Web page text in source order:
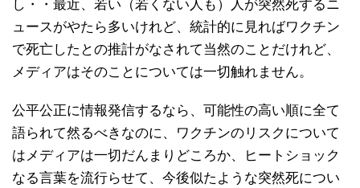
し・・最近、若い（若くない人も）人が突然死するニ
ュースがやたら多いけれど、統計的に見ればワクチン
で死亡したとの推計がなされて当然のことだけれど、
メディアはそのことについては一切触れません。
公平公正に情報発信するなら、可能性の高い順に全て
語られて然るべきなのに、ワクチンのリスクについて
はメディアは一切だんまりどころか、ヒートショック
なる言葉を流行らせて、今後似たような突然死につい